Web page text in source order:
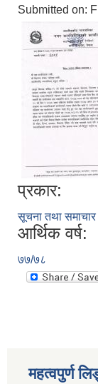
Submitted on:
प्रकार:
सूचना तथा समाचार
आर्थिक वर्ष:
७७/७८
महत्वपुर्ण